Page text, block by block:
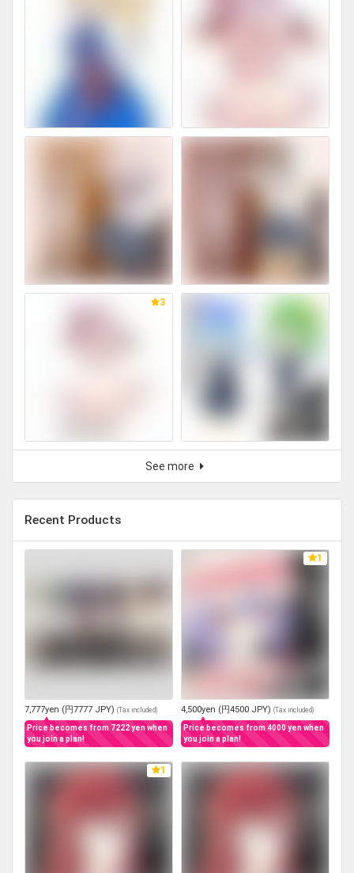
3
See more
Recent Products
7,777yen (円7777 JPY) (Tax included)
Price becomes from 7222 yen when
you join a plan!
1
4,500yen (円4500 JPY) (Tax included)
Price becomes from 4000 yen when
you join a plan!
1